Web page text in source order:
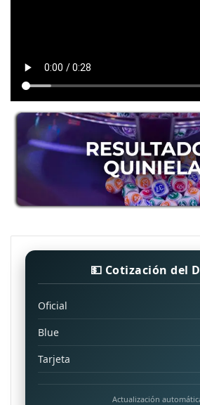
💵 Cotización del
Oficial
Blue
Tarjeta
Actualización